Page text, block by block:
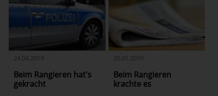
24.04.2019
Beim Rangieren hat's
gekracht
30.01.2010
Beim Rangieren
krachte es